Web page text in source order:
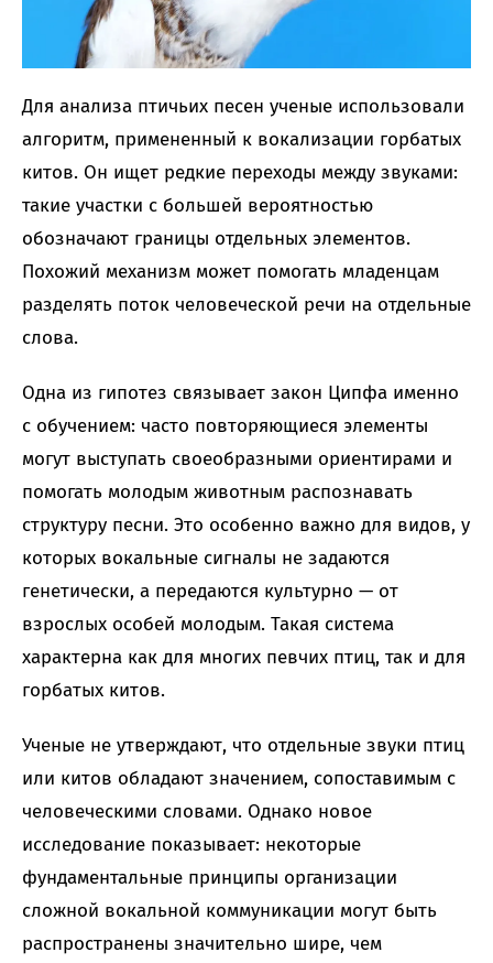
Для анализа птичьих песен ученые использовали
алгоритм, примененный к вокализации горбатых
китов. Он ищет редкие переходы между звуками:
такие участки с большей вероятностью
обозначают границы отдельных элементов.
Похожий механизм может помогать младенцам
разделять поток человеческой речи на отдельные
слова.
Одна из гипотез связывает закон Ципфа именно
с обучением: часто повторяющиеся элементы
могут выступать своеобразными ориентирами и
помогать молодым животным распознавать
структуру песни. Это особенно важно для видов, у
которых вокальные сигналы не задаются
генетически, а передаются культурно — от
взрослых особей молодым. Такая система
характерна как для многих певчих птиц, так и для
горбатых китов.
Ученые не утверждают, что отдельные звуки птиц
или китов обладают значением, сопоставимым с
человеческими словами. Однако новое
исследование показывает: некоторые
фундаментальные принципы организации
сложной вокальной коммуникации могут быть
распространены значительно шире, чем